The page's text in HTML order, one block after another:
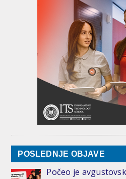
POSLEDNJE OBJAVE
Počeo je